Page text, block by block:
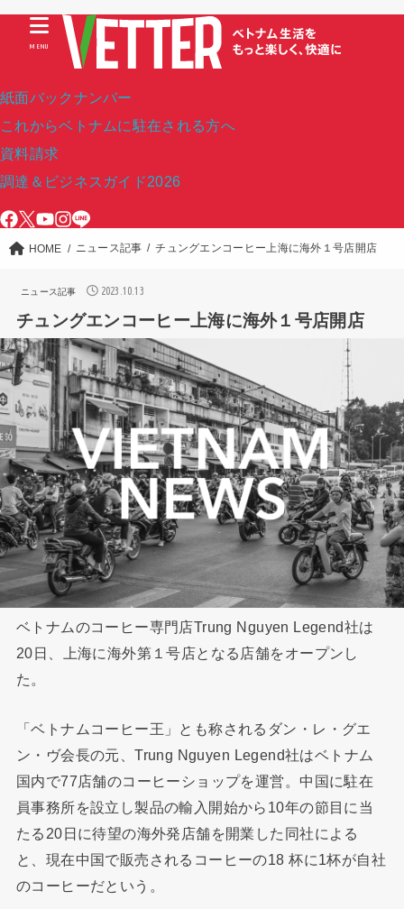
紙面バックナンバー
これからベトナムに駐在される方へ
資料請求
調達＆ビジネスガイド2026
MENU
HOME ニュース記事 チュングエンコーヒー上海に海外１号店開店
ニュース記事 2023.10.13
チュングエンコーヒー上海に海外１号店開店
ベトナムのコーヒー専門店Trung Nguyen Legend社は
20日、上海に海外第１号店となる店舗をオープンし
た。
「ベトナムコーヒー王」とも称されるダン・レ・グエ
ン・ヴ会長の元、Trung Nguyen Legend社はベトナム
国内で77店舗のコーヒーショップを運営。中国に駐在
員事務所を設立し製品の輸入開始から10年の節目に当
たる20日に待望の海外発店舗を開業した同社による
と、現在中国で販売されるコーヒーの18 杯に1杯が自社
のコーヒーだという。